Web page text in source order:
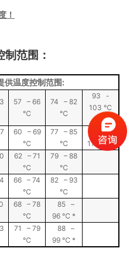
！
范围：
供温度控制范围:
57 – 66
℃
74 – 82
℃
93 -
103 ℃
*
60 – 69
℃
77 – 85
℃
102 -
113 ℃ *
62 – 71
℃
79 – 88
℃
66 – 74
℃
82 – 93
℃
68 – 78
℃
85 –
96 ℃ *
71 – 79
℃
88 –
99 ℃ *